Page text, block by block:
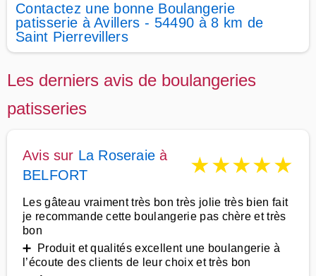
Contactez une bonne Boulangerie
patisserie à Avillers - 54490 à 8 km de
Saint Pierrevillers
Les derniers avis de boulangeries
patisseries
Avis sur La Roseraie à
BELFORT
★★★★★
Les gâteau vraiment très bon très jolie très bien fait
je recommande cette boulangerie pas chère et très
bon
➕ Produit et qualités excellent une boulangerie à
l’écoute des clients de leur choix et très bon